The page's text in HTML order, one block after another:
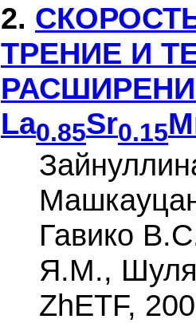
2.
ТРЕНИЕ И
La0.85Sr0.15
Гавико
Я.М.,
ZhETF,